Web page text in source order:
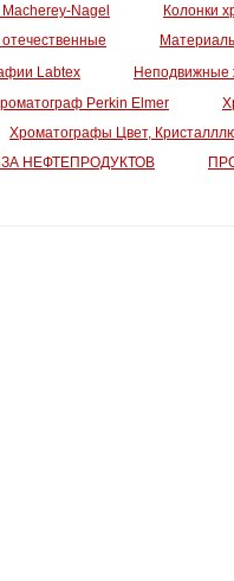
Nagel
Колонки
Labtex
Неподвижные
Perkin Elmer
Хроматографы Цвет,
НЕФТЕПРОДУКТОВ